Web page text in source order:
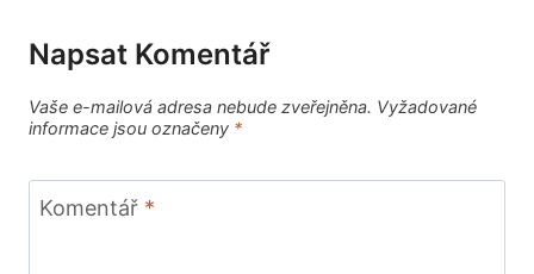
Napsat Komentář
Vaše e-mailová adresa nebude zveřejněna. Vyžadované
informace jsou označeny *
Komentář *